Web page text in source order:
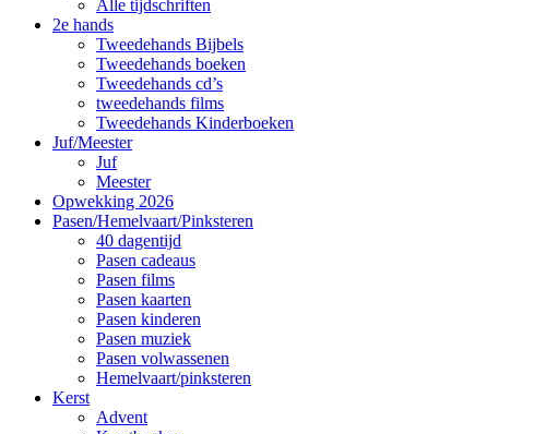
Alle tijdschriften
2e hands
Tweedehands Bijbels
Tweedehands boeken
Tweedehands cd’s
tweedehands films
Tweedehands Kinderboeken
Juf/Meester
Juf
Meester
Opwekking 2026
Pasen/Hemelvaart/Pinksteren
40 dagentijd
Pasen cadeaus
Pasen films
Pasen kaarten
Pasen kinderen
Pasen muziek
Pasen volwassenen
Hemelvaart/pinksteren
Kerst
Advent